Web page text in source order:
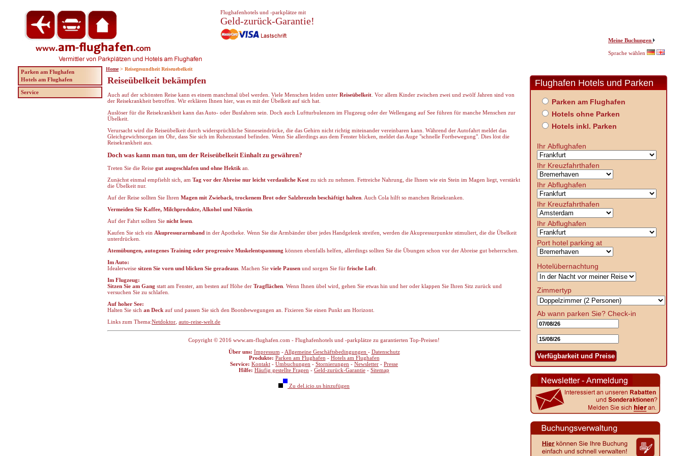
Reiseübelkeit bekämpfen
Auch auf der schönsten Reise kann es einem manchmal übel werden. Viele Menschen leiden unter Reiseübelkeit . Vor allem Kinder zwischen zwei und zwölf Jahren sind von
der Reisekrankheit betroffen. Wir erklären Ihnen hier, was es mit der Übelkeit auf sich hat.
Auslöser für die Reisekrankheit kann das Auto- oder Busfahren sein. Doch auch Luftturbulenzen im Flugzeug oder der Wellengang auf See führen für manche Menschen zur
Übelkeit.
Verursacht wird die Reiseübelkeit durch widersprüchliche Sinneseindrücke, die das Gehirn nicht richtig miteinander vereinbaren kann. Während der Autofahrt meldet das
Gleichgewichtsorgan im Ohr, dass Sie sich im Ruhezustand befinden. Wenn Sie allerdings aus dem Fenster blicken, meldet das Auge "schnelle Fortbewegung". Dies löst die
Reisekrankheit aus.
Doch was kann man tun, um der Reiseübelkeit Einhalt zu gewähren?
Treten Sie die Reise gut ausgeschlafen und ohne Hektik an.
Zunächst einmal empfiehlt sich, am Tag vor der Abreise nur leicht verdauliche Kost zu sich zu nehmen. Fettreiche Nahrung, die Ihnen wie ein Stein im Magen liegt, verstärkt
die Übelkeit nur.
Auf der Reise sollten Sie Ihren Magen mit Zwieback, trockenem Brot oder Salzbrezeln beschäftigt halten . Auch Cola hilft so manchen Reisekranken.
Vermeiden Sie Kaffee, Milchprodukte, Alkohol und Nikotin
Auf der Fahrt sollten Sie nicht lesen
Kaufen Sie sich ein Akupressurarmband in der Apotheke. Wenn Sie die Armbänder über jedes Handgelenk streifen, werden die Akupressurpunkte stimuliert, die die Übelkeit
unterdrücken.
Atemübungen, autogenes Training oder progressive Muskelentspannung können ebenfalls helfen, allerdings sollten Sie die Übungen schon vor der Abreise gut beherrschen.
Im Auto:
Idealerweise sitzen Sie vorn und blicken Sie geradeaus . Machen Sie viele Pausen und sorgen Sie für frische Luft
Im Flugzeug:
Sitzen Sie am Gang statt am Fenster, am besten auf Höhe der Tragflächen . Wenn Ihnen übel wird, gehen Sie etwas hin und her oder klappen Sie Ihren Sitz zurück und
versuchen Sie zu schlafen.
Auf hoher See:
Halten Sie sich an Deck auf und passen Sie sich den Bootsbewegungen an. Fixieren Sie einen Punkt am Horizont.
Links zum Thema:Netdoktor auto-reise-welt.de
Copyright © 2016 www.am-flughafen.com - Flughafenhotels und -parkplätze zu garantierten Top-Preisen!
Über uns: Impressum - Allgemeine Geschäftsbedingungen - Datenschutz
Produkte: Parken am Flughafen - Hotels am Flughafen
Service: Kontakt - Umbuchungen - Stornierungen - Newsletter - Presse
Hilfe: Häufig gestellte Fragen - Geld-zurück-Garantie - Sitemap
Zu del.icio.us hinzufügen
Meine Buchungen
Sprache wählen
Parken am Flughafen
Hotels am Flughafen
Service
Flughafen Hotels und Parken
Parken am Flughafen
Hotels ohne Parken
Hotels inkl. Parken
Ihr Abflughafen
Ihr Kreuzfahrthafen
Ihr Abflughafen
Ihr Kreuzfahrthafen
Ihr Abflughafen
Port hotel parking at
Hotelübernachtung
Zimmertyp
Ab wann parken Sie? Check-in
Verfügbarkeit und Preise
Flughafenhotels und -parkplätze mit
Geld-zurück-Garantie!
Home > Reisegesundheit Reiseuebelkeit